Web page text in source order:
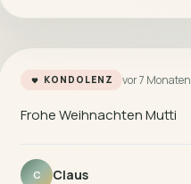
KONDOLENZ vor 7 Monaten
Frohe Weihnachten Mutti
C Claus